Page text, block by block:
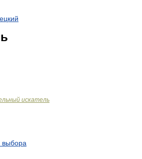
искатель
выбора